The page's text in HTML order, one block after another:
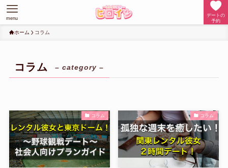
デートの
予約
menu
ホーム コラム
コラム – category –
コラム コラム